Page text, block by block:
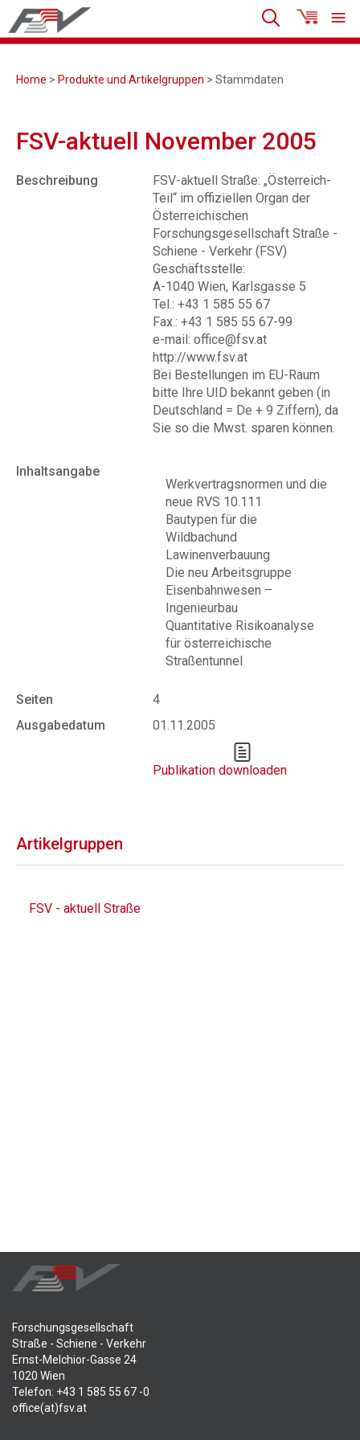
Home > Produkte und Artikelgruppen > Stammdaten
FSV-aktuell November 2005
Beschreibung
FSV-aktuell Straße: „Österreich-
Teil“ im offiziellen Organ der
Österreichischen
Forschungsgesellschaft Straße -
Schiene - Verkehr (FSV)
Geschäftsstelle:
A-1040 Wien, Karlsgasse 5
Tel.: +43 1 585 55 67
Fax.: +43 1 585 55 67-99
e-mail: office@fsv.at
http://www.fsv.at
Bei Bestellungen im EU-Raum
bitte Ihre UID bekannt geben (in
Deutschland = De + 9 Ziffern), da
Sie so die Mwst. sparen können.
Inhaltsangabe
Werkvertragsnormen und die
neue RVS 10.111
Bautypen für die
Wildbachund
Lawinenverbauung
Die neu Arbeitsgruppe
Eisenbahnwesen –
Ingenieurbau
Quantitative Risikoanalyse
für österreichische
Straßentunnel
Seiten
4
Ausgabedatum
01.11.2005
Publikation downloaden
Artikelgruppen
FSV - aktuell Straße
Forschungsgesellschaft
Straße - Schiene - Verkehr
Ernst-Melchior-Gasse 24
1020 Wien
Telefon: +43 1 585 55 67 -0
office(at)fsv.at